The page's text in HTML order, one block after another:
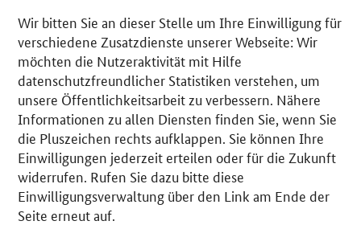
Wir bitten Sie an dieser Stelle um Ihre Einwilligung für
verschiedene Zusatzdienste unserer Webseite: Wir
möchten die Nutzeraktivität mit Hilfe
datenschutzfreundlicher Statistiken verstehen, um
unsere Öffentlichkeitsarbeit zu verbessern. Nähere
Informationen zu allen Diensten finden Sie, wenn Sie
die Pluszeichen rechts aufklappen. Sie können Ihre
Einwilligungen jederzeit erteilen oder für die Zukunft
widerrufen. Rufen Sie dazu bitte diese
Einwilligungsverwaltung über den Link am Ende der
Seite erneut auf.